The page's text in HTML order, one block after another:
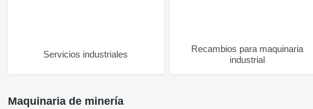
Servicios industriales
Recambios para maquinaria
industrial
Maquinaria de minería